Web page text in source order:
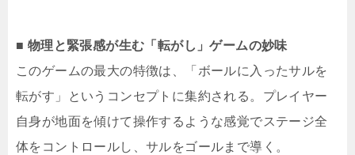
■ 物理と緊張感が生む「転がし」ゲームの妙味
このゲームの最大の特徴は、「ボールに入ったサルを
転がす」というコンセプトに集約される。プレイヤー
自身が地面を傾けて操作するような感覚でステージ全
体をコントロールし、サルをゴールまで導く。